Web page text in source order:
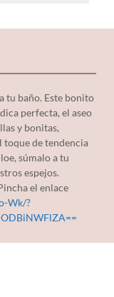
tu baño. Este bonito
perfecta, el aseo
y bonitas,
de tendencia
súmalo a tu
espejos.
el enlace
Wk/?